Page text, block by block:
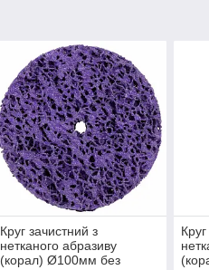
Круг зачистний з
нетканого абразиву
(корал) Ø100мм без